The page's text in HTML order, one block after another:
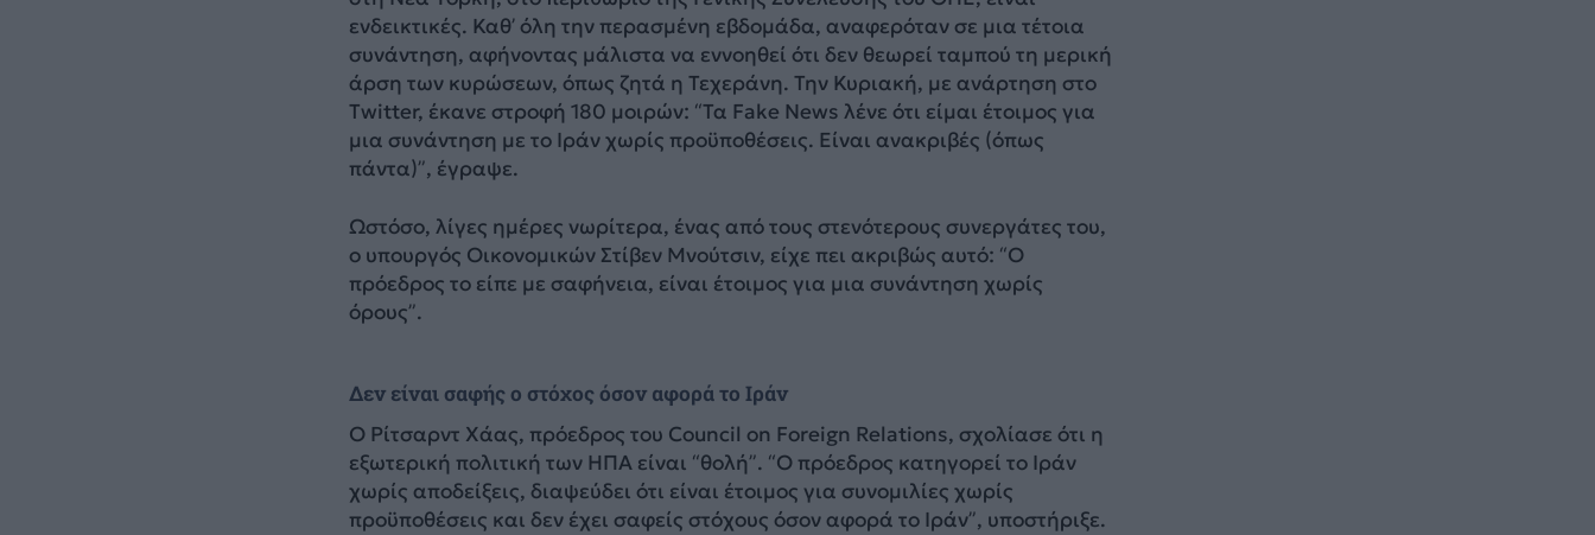
ενδεικτικές. Καθ’ όλη την περασμένη εβδομάδα, αναφερόταν σε μια τέτοια
συνάντηση, αφήνοντας μάλιστα να εννοηθεί ότι δεν θεωρεί ταμπού τη μερική
άρση των κυρώσεων, όπως ζητά η Τεχεράνη. Την Κυριακή, με ανάρτηση στο
Twitter, έκανε στροφή 180 μοιρών: “Τα Fake News λένε ότι είμαι έτοιμος για
μια συνάντηση με το Ιράν χωρίς προϋποθέσεις. Είναι ανακριβές (όπως
πάντα)”, έγραψε.
Ωστόσο, λίγες ημέρες νωρίτερα, ένας από τους στενότερους συνεργάτες του,
ο υπουργός Οικονομικών Στίβεν Μνούτσιν, είχε πει ακριβώς αυτό: “Ο
πρόεδρος το είπε με σαφήνεια, είναι έτοιμος για μια συνάντηση χωρίς
όρους”.
Δεν είναι σαφής ο στόχος όσον αφορά το Ιράν
Ο Ρίτσαρντ Χάας, πρόεδρος του Council on Foreign Relations, σχολίασε ότι η
εξωτερική πολιτική των ΗΠΑ είναι “θολή”. “Ο πρόεδρος κατηγορεί το Ιράν
χωρίς αποδείξεις, διαψεύδει ότι είναι έτοιμος για συνομιλίες χωρίς
προϋποθέσεις και δεν έχει σαφείς στόχους όσον αφορά το Ιράν”, υποστήριξε.